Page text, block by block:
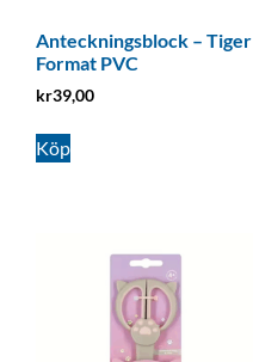
Anteckningsblock – Tiger
Format PVC
kr39,00
Köp